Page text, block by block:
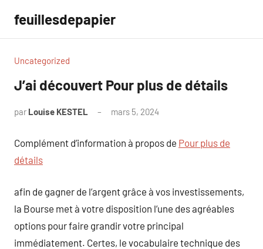
contenu
feuillesdepapier
Uncategorized
J’ai découvert Pour plus de détails
par Louise KESTEL mars 5, 2024
Complément d’information à propos de Pour plus de
détails
afin de gagner de l’argent grâce à vos investissements,
la Bourse met à votre disposition l’une des agréables
options pour faire grandir votre principal
immédiatement. Certes, le vocabulaire technique des